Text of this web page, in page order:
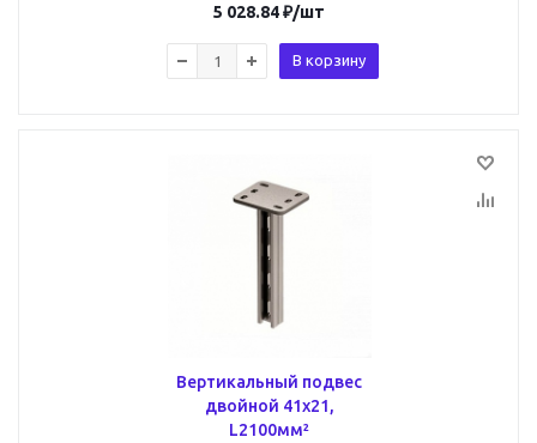
5 028.84₽/шт
В корзину
Вертикальный подвес
двойной 41х21,
L2100мм²